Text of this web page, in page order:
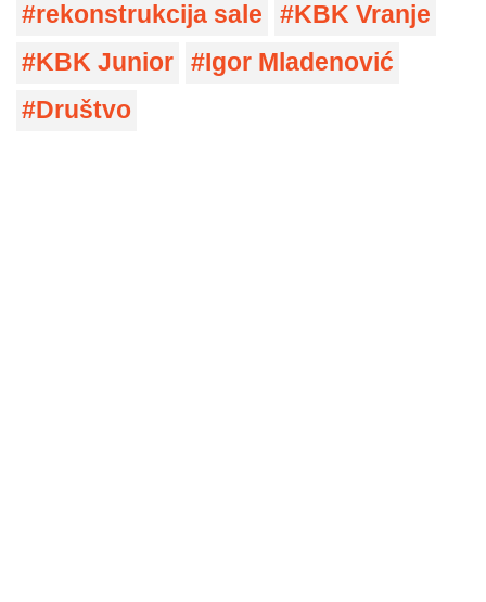
rekonstrukcija sale
KBK Vranje
KBK Junior
Igor Mladenović
Društvo